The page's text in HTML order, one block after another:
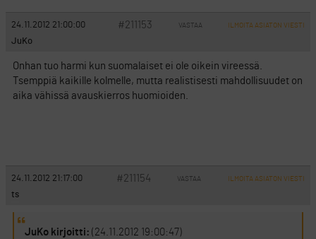
24.11.2012 21:00:00 #211153 VASTAA ILMOITA ASIATON VIESTI
JuKo
Onhan tuo harmi kun suomalaiset ei ole oikein vireessä.
Tsemppiä kaikille kolmelle, mutta realistisesti mahdollisuudet on
aika vähissä avauskierros huomioiden.
24.11.2012 21:17:00 #211154 VASTAA ILMOITA ASIATON VIESTI
ts
JuKo kirjoitti: (24.11.2012 19:00:47)